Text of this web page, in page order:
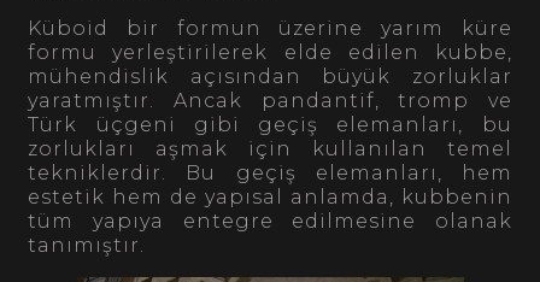
Küboid bir formun üzerine yarım küre
formu yerleştirilerek elde edilen kubbe,
mühendislik açısından büyük zorluklar
yaratmıştır. Ancak pandantif, tromp ve
Türk üçgeni gibi geçiş elemanları, bu
zorlukları aşmak için kullanılan temel
tekniklerdir. Bu geçiş elemanları, hem
estetik hem de yapısal anlamda, kubbenin
tüm yapıya entegre edilmesine olanak
tanımıştır.